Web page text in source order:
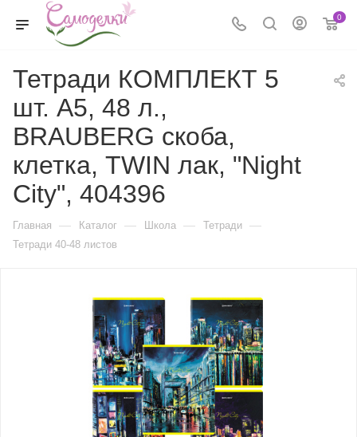
0
Тетради КОМПЛЕКТ 5
шт. А5, 48 л.,
BRAUBERG скоба,
клетка, TWIN лак, "Night
City", 404396
Главная — Каталог — Школа — Тетради —
Тетради 40-48 листов